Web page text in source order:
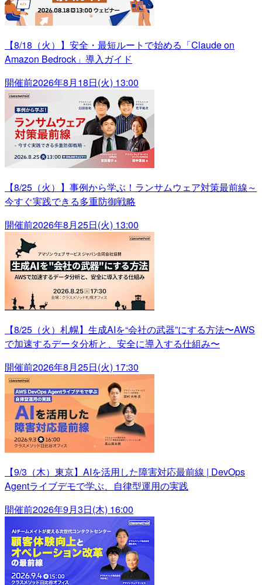
【8/18（火）】安全・最短ルートで始める「Claude on
Amazon Bedrock」導入ガイド
開催前2026年8月18日(火) 13:00
【8/25（火）】事例から学ぶ！ランサムウェア対策最前線～
今すぐ実践できる多重防御戦略
開催前2026年8月25日(火) 13:00
【8/25（火）札幌】生成AIを“会社の武器”にする方法〜AWS
で加速するデータ分析と、安全に導入する仕組み〜
開催前2026年8月25日(火) 17:30
【9/3（木）東京】AIを活用した障害対応最前線 | DevOps
Agentライブデモで学ぶ、自律型運用の実践
開催前2026年9月3日(木) 16:00